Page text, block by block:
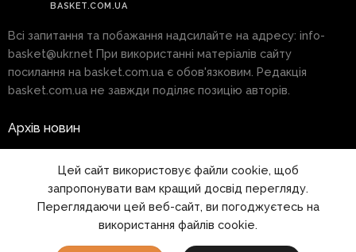
BASKET.COM.UA
Всі запитання та побажання надсилайте на адресу: info-
basket@ukr.net При використанні матеріалів сайту
посилання на basket.com.ua є обов'язковим. Редакція
basket.com.ua не завжди поділяє позицію авторів.
Архів новин
Правила
Цей сайт використовує файли cookie, щоб
запропонувати вам кращий досвід перегляду.
Переглядаючи цей веб-сайт, ви погоджуєтесь на
використання файлів cookie.